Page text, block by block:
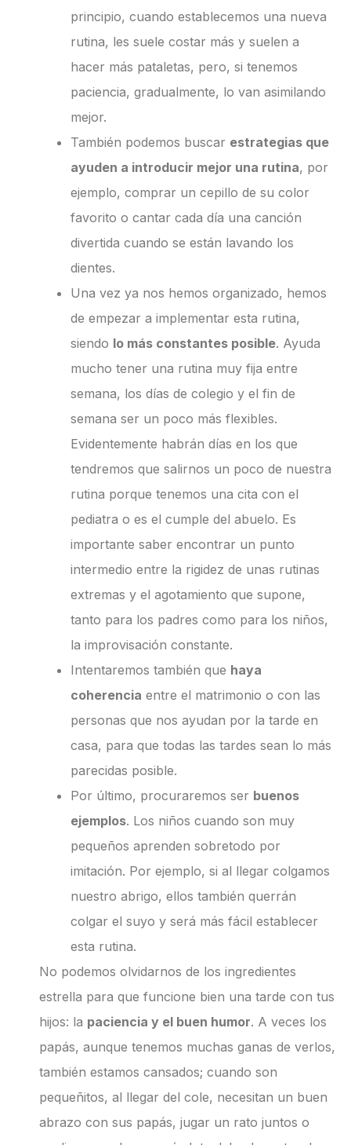
principio, cuando establecemos una nueva
rutina, les suele costar más y suelen a
hacer más pataletas, pero, si tenemos
paciencia, gradualmente, lo van asimilando
mejor.
También podemos buscar estrategias que
ayuden a introducir mejor una rutina, por
ejemplo, comprar un cepillo de su color
favorito o cantar cada día una canción
divertida cuando se están lavando los
dientes.
Una vez ya nos hemos organizado, hemos
de empezar a implementar esta rutina,
siendo lo más constantes posible. Ayuda
mucho tener una rutina muy fija entre
semana, los días de colegio y el fin de
semana ser un poco más flexibles.
Evidentemente habrán días en los que
tendremos que salirnos un poco de nuestra
rutina porque tenemos una cita con el
pediatra o es el cumple del abuelo. Es
importante saber encontrar un punto
intermedio entre la rigidez de unas rutinas
extremas y el agotamiento que supone,
tanto para los padres como para los niños,
la improvisación constante.
Intentaremos también que haya
coherencia entre el matrimonio o con las
personas que nos ayudan por la tarde en
casa, para que todas las tardes sean lo más
parecidas posible.
Por último, procuraremos ser buenos
ejemplos. Los niños cuando son muy
pequeños aprenden sobretodo por
imitación. Por ejemplo, si al llegar colgamos
nuestro abrigo, ellos también querrán
colgar el suyo y será más fácil establecer
esta rutina.
No podemos olvidarnos de los ingredientes
estrella para que funcione bien una tarde con tus
hijos: la paciencia y el buen humor. A veces los
papás, aunque tenemos muchas ganas de verlos,
también estamos cansados; cuando son
pequeñitos, al llegar del cole, necesitan un buen
abrazo con sus papás, jugar un rato juntos o